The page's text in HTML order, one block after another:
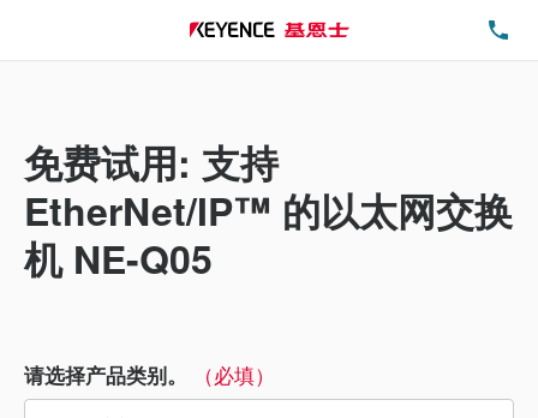
免费试用: 支持
EtherNet/IP™ 的以太网交换
机 NE-Q05
请选择产品类别。 （必填）